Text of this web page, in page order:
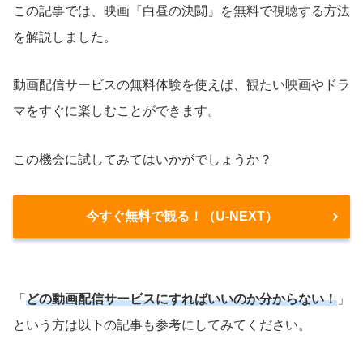
この記事では、映画『白昼の決闘』を無料で視聴する方法
を解説しました。
動画配信サービスの無料体験を使えば、観たい映画やドラ
マをすぐに楽しむことができます。
この機会に試してみてはいかがでしょうか？
今すぐ無料で観る！（U-NEXT）
「 どの動画配信サービスにすればいいのか分からない！ 」
という方は以下の記事も参考にしてみてください。